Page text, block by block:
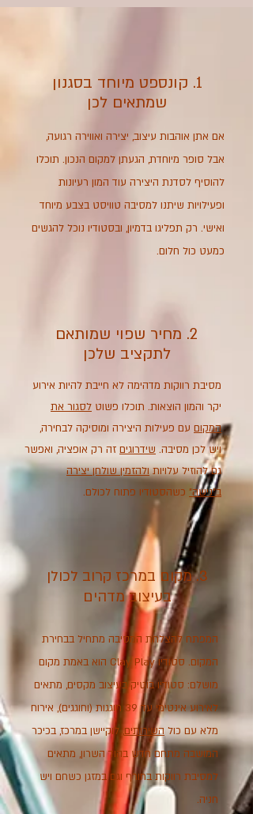
1. קונספט מיוחד בסגנון
שמתאים לכן
אם אתן אוהבות עיצוב, יצירה ואווירה רגועה,
אבל סופר מיוחדת, הגעתן למקום הנכון. תוכלו
להוסיף לסדנת היצירה עוד המון רעיונות
ופעילויות שיתנו למסיבה טוויסט בצבע מיוחד
ואישי. רק תפליגו בדמיון, ובסטודיו נוכל להגשים
כמעט כול חלום.
2. מחיר שפוי שמותאם
לתקציב שלכן
מסיבת רווקות מדהימה לא חייבת להיות אירוע
יקר והמון הוצאות. תוכלו פשוט לסגור את
המקום עם פעילות היצירה ומוסיקה לבחירה,
ויש לכן מסיבה. שידרוגים זה רק אופציה, ואפשר
גם להוזיל עלויותולהזמין שולחן יצירה
ב"נישה" כשהסטודיו פתוח לכולם.
3. מקום במרכז קרוב לכולן
בעיצוב מדהים
המפתח להצלחת המסיבה מתחיל בבחירת
המקום. סטודיו Clay Play הוא באמת מקום
מושלם: סטודיו בוטיק בעיצוב מקסים, מתאים
לאירוע אינטימי עד 39 חוגגות (וחוגגים), אירוח
מלא עם כול השירותים, לוקיישן במרכז, בכיכר
המושבה מתחם חדש בהוד השרון, מתאים
למסיבת רווקות בחורף וגם במזגן כשחם ויש
חניה.